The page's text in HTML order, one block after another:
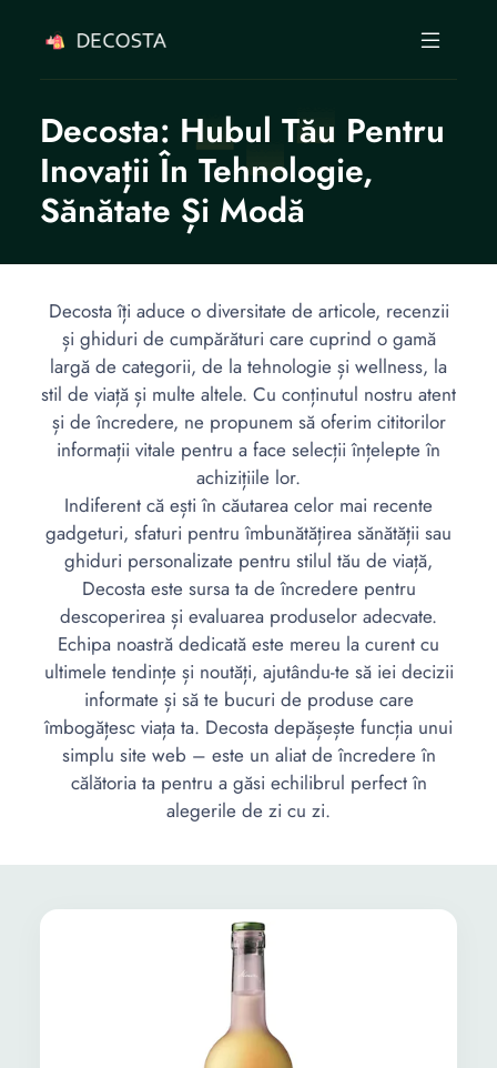
Decosta: Hubul Tău Pentru
Inovații În Tehnologie,
Sănătate Și Modă
Decosta îți aduce o diversitate de articole, recenzii
și ghiduri de cumpărături care cuprind o gamă
largă de categorii, de la tehnologie și wellness, la
stil de viață și multe altele. Cu conținutul nostru atent
și de încredere, ne propunem să oferim cititorilor
informații vitale pentru a face selecții înțelepte în
achizițiile lor.
Indiferent că ești în căutarea celor mai recente
gadgeturi, sfaturi pentru îmbunătățirea sănătății sau
ghiduri personalizate pentru stilul tău de viață,
Decosta este sursa ta de încredere pentru
descoperirea și evaluarea produselor adecvate.
Echipa noastră dedicată este mereu la curent cu
ultimele tendințe și noutăți, ajutându-te să iei decizii
informate și să te bucuri de produse care
îmbogățesc viața ta. Decosta depășește funcția unui
simplu site web – este un aliat de încredere în
călătoria ta pentru a găsi echilibrul perfect în
alegerile de zi cu zi.